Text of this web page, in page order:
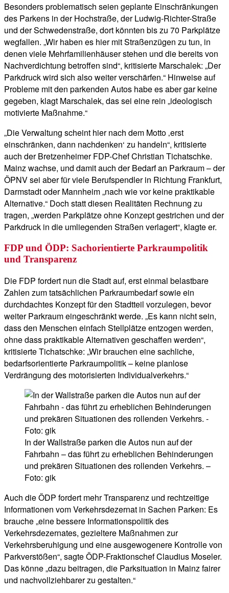
Besonders problematisch seien geplante Einschränkungen
des Parkens in der Hochstraße, der Ludwig-Richter-Straße
und der Schwedenstraße, dort könnten bis zu 70 Parkplätze
wegfallen. „Wir haben es hier mit Straßenzügen zu tun, in
denen viele Mehrfamilienhäuser stehen und die bereits von
Nachverdichtung betroffen sind“, kritisierte Marschalek: „Der
Parkdruck wird sich also weiter verschärfen.“ Hinweise auf
Probleme mit den parkenden Autos habe es aber gar keine
gegeben, klagt Marschalek, das sei eine rein „ideologisch
motivierte Maßnahme.“
„Die Verwaltung scheint hier nach dem Motto ‚erst
einschränken, dann nachdenken‘ zu handeln“, kritisierte
auch der Bretzenheimer FDP-Chef Christian Tichatschke.
Mainz wachse, und damit auch der Bedarf an Parkraum – der
ÖPNV sei aber für viele Berufspendler in Richtung Frankfurt,
Darmstadt oder Mannheim „nach wie vor keine praktikable
Alternative.“ Doch statt diesen Realitäten Rechnung zu
tragen, „werden Parkplätze ohne Konzept gestrichen und der
Parkdruck in die umliegenden Straßen verlagert“, klagte er.
FDP und ÖDP: Sachorientierte Parkraumpolitik
und Transparenz
Die FDP fordert nun die Stadt auf, erst einmal belastbare
Zahlen zum tatsächlichen Parkraumbedarf sowie ein
durchdachtes Konzept für den Stadtteil vorzulegen, bevor
weiter Parkraum eingeschränkt werde. „Es kann nicht sein,
dass den Menschen einfach Stellplätze entzogen werden,
ohne dass praktikable Alternativen geschaffen werden“,
kritisierte Tichatschke: „Wir brauchen eine sachliche,
bedarfsorientierte Parkraumpolitik – keine planlose
Verdrängung des motorisierten Individualverkehrs.“
In der Wallstraße parken die Autos nun auf der
Fahrbahn – das führt zu erheblichen Behinderungen
und prekären Situationen des rollenden Verkehrs. –
Foto: gik
Auch die ÖDP fordert mehr Transparenz und rechtzeitige
Informationen vom Verkehrsdezernat in Sachen Parken: Es
brauche „eine bessere Informationspolitik des
Verkehrsdezernates, gezieltere Maßnahmen zur
Verkehrsberuhigung und eine ausgewogenere Kontrolle von
Parkverstößen“, sagte ÖDP-Fraktionschef Claudius Moseler.
Das könne „dazu beitragen, die Parksituation in Mainz fairer
und nachvollziehbarer zu gestalten.“